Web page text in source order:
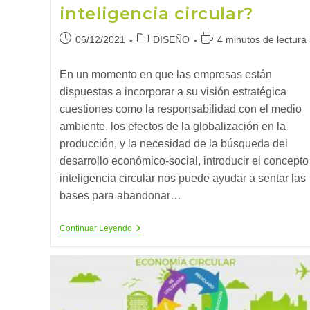
inteligencia circular?
Publicación
la
entrada:
06/12/2021
Categoría
entrada:
DISEÑO
Tiempo4 minutos de lectura
En un momento en que las empresas están
dispuestas a incorporar a su visión estratégica
cuestiones como la responsabilidad con el medio
ambiente, los efectos de la globalización en la
producción, y la necesidad de la búsqueda del
desarrollo económico-social, introducir el
inteligencia circular nos puede ayudar a sentar las
bases para abandonar…
Continuar Leyendo¿En
La
Inteligencia
Circular?